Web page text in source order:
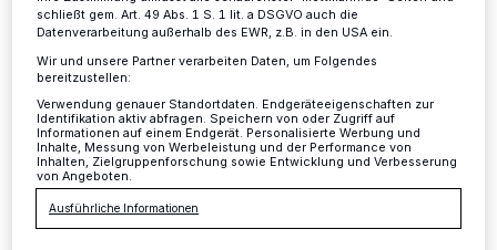
Mettmann·Das Schützenfest fällt flach, aber die
Bruderschaft hat sich einen kleinen Trost ausgedacht
und den Geschmack des Ereignisse in eine Tüte
gepackt.
25.06.2021 , 12:53 Uhr
schließt gem. Art. 49 Abs. 1 S. 1 lit. a DSGVO auch die
Datenverarbeitung außerhalb des EWR, z.B. in den USA ein.
Wir und unsere Partner verarbeiten Daten, um Folgendes
bereitzustellen:
Verwendung genauer Standortdaten. Endgeräteeigenschaften zur
Identifikation aktiv abfragen. Speichern von oder Zugriff auf
Informationen auf einem Endgerät. Personalisierte Werbung und
Inhalte, Messung von Werbeleistung und der Performance von
Inhalten, Zielgruppenforschung sowie Entwicklung und Verbesserung
von Angeboten.
Ausführliche Informationen